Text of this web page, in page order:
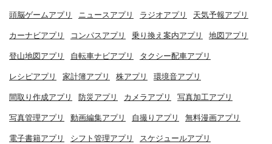
頭脳ゲームアプリ ニュースアプリ ラジオアプリ 天気予報アプリ
カーナビアプリ コンパスアプリ 乗り換え案内アプリ 地図アプリ
登山地図アプリ 自転車ナビアプリ タクシー配車アプリ
レシピアプリ 家計簿アプリ 株アプリ 環境音アプリ
間取り作成アプリ 防災アプリ カメラアプリ 写真加工アプリ
写真管理アプリ 動画編集アプリ 自撮りアプリ 無料漫画アプリ
電子書籍アプリ シフト管理アプリ スケジュールアプリ